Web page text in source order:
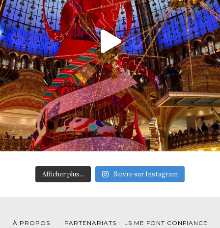
Afficher plus... Suivre sur Instagram
À PROPOS PARTENARIATS : ILS ME FONT CONFIANCE